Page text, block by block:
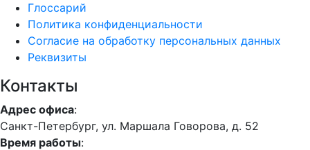
Глоссарий
Политика конфиденциальности
Согласие на обработку персональных данных
Реквизиты
Контакты
Адрес офиса:
Санкт-Петербург, ул. Маршала Говорова, д. 52
Время работы: